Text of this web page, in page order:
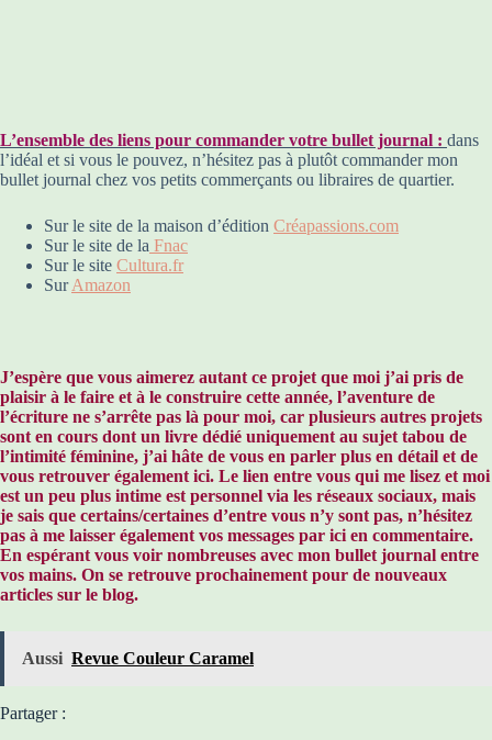
L’ensemble des liens pour commander votre bullet journal : dans
l’idéal et si vous le pouvez, n’hésitez pas à plutôt commander mon
bullet journal chez vos petits commerçants ou libraires de quartier.
Sur le site de la maison d’édition Créapassions.com
Sur le site de la Fnac
Sur le site Cultura.fr
SurAmazon
J’espère que vous aimerez autant ce projet que moi j’ai pris de
plaisir à le faire et à le construire cette année, l’aventure de
l’écriture ne s’arrête pas là pour moi, car plusieurs autres projets
sont en cours dont un livre dédié uniquement au sujet tabou de
l’intimité féminine, j’ai hâte de vous en parler plus en détail et de
vous retrouver également ici. Le lien entre vous qui me lisez et moi
est un peu plus intime est personnel via les réseaux sociaux, mais
je sais que certains/certaines d’entre vous n’y sont pas, n’hésitez
pas à me laisser également vos messages par ici en commentaire.
En espérant vous voir nombreuses avec mon bullet journal entre
vos mains. On se retrouve prochainement pour de nouveaux
articles sur le blog.
Aussi Revue Couleur Caramel
Partager :